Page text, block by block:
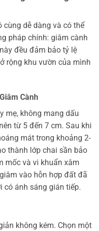
cùng dễ dàng và có thể
pháp chính: giâm cành
đều đảm bảo tỷ lệ
rộng khu vườn của mình
Cành
mẹ, không mang dấu
từ 5 đến 7 cm. Sau khi
mát trong khoảng 2-
thành lớp chai sần bảo
mốc và vi khuẩn xâm
vào hỗn hợp đất đã
có ánh sáng gián tiếp.
không kém. Chọn một